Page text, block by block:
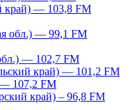
край) — 103,8 FM
обл.) — 99,1 FM
— 102,7 FM
край) — 101,2 FM
— 107,2 FM
край) – 96,8 FM